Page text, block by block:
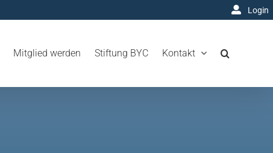
Login
Mitglied werden Stiftung BYC Kontakt